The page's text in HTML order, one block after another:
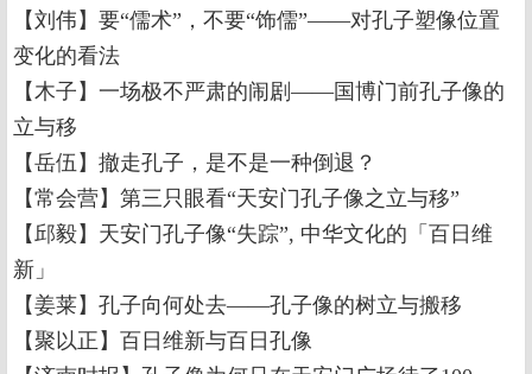
【刘伟】要“儒术”，不要“饰儒”——对孔子塑像位置
变化的看法
【木子】一场极不严肃的闹剧——国博门前孔子像的
立与移
【岳伍】撤走孔子，是不是一种倒退？
【常会营】第三只眼看“天安门孔子像之立与移”
【邱毅】天安门孔子像“失踪”, 中华文化的「百日维
新」
【姜莱】孔子向何处去——孔子像的树立与搬移
【聚以正】百日维新与百日孔像